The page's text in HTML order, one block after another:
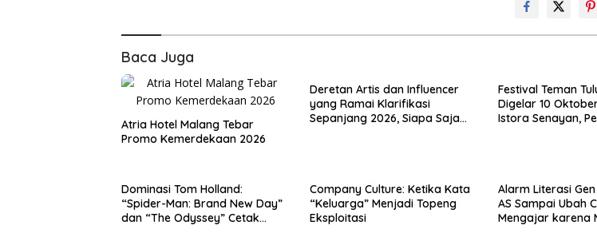
Baca Juga
Atria Hotel Malang Tebar
Promo Kemerdekaan 2026
Deretan Artis dan Influencer
yang Ramai Klarifikasi
Sepanjang 2026, Siapa Saja
Festival Teman
Digelar 10
Istora Senayan,
Dominasi Tom Holland:
“Spider-Man: Brand New Day”
dan “The Odyssey” Cetak
Company Culture: Ketika Kata
“Keluarga” Menjadi Topeng
Eksploitasi
Alarm Literasi
AS Sampai Ubah
Mengajar karena